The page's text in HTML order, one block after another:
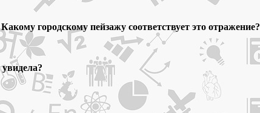
городскому пейзажу соответствует это отражение?